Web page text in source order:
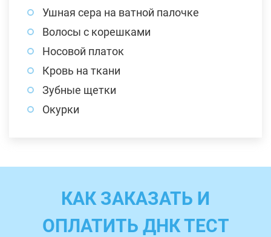
Ушная сера на ватной палочке
Волосы с корешками
Носовой платок
Кровь на ткани
Зубные щетки
Окурки
КАК ЗАКАЗАТЬ И
ОПЛАТИТЬ ДНК ТЕСТ